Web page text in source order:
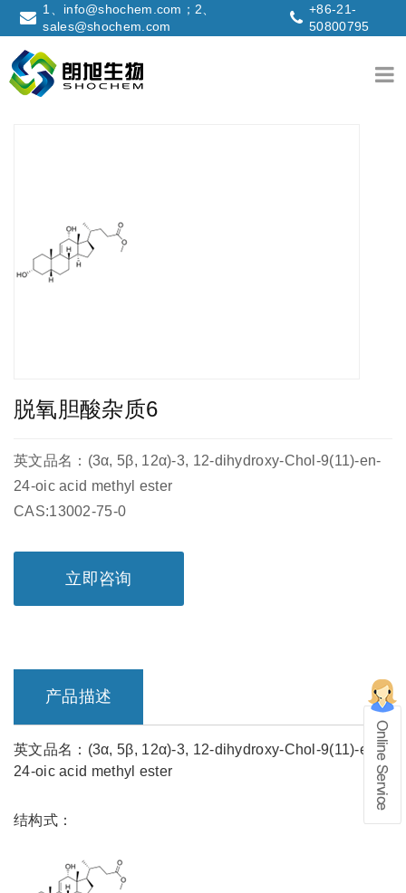
1、info@shochem.com；2、
sales@shochem.com
+86-21-
50800795
脱氧胆酸杂质6
英文品名：(3α, 5β, 12α)-3, 12-dihydroxy-Chol-9(11)-en-
24-oic acid methyl ester
CAS:13002-75-0
立即咨询
产品描述
英文品名：(3α, 5β, 12α)-3, 12-dihydroxy-Chol-9(11)-en-
24-oic acid methyl ester
结构式： 1、info@shochem.com；2